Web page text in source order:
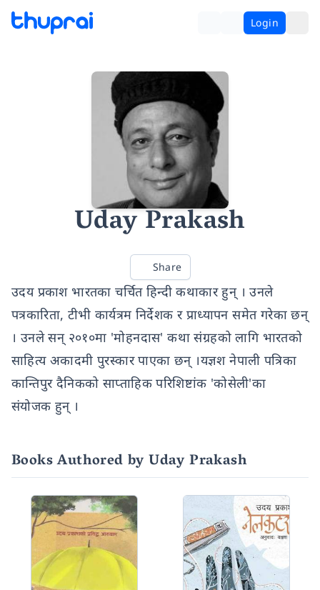
Login
Uday Prakash
Share
उदय प्रकाश भारतका चर्चित हिन्दी कथाकार हुन् । उनले
पत्रकारिता, टीभी कार्यत्रम निर्देशक र प्राध्यापन समेत गरेका छन्
। उनले सन् २०१०मा 'मोहनदास' कथा संग्रहको लागि भारतको
साहित्य अकादमी पुरस्कार पाएका छन् ।यज्ञश नेपाली पत्रिका
कान्तिपुर दैनिकको साप्ताहिक परिशिष्टांक 'कोसेली'का
संयोजक हुन् ।
Books Authored by Uday Prakash